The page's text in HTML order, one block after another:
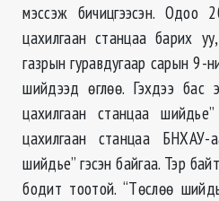
мэссэж бичицгээсэн. Одоо
цахилгаан станцаа барих
газрын гуравдугаар сарын
шийдээд өглөө. Гэхдээ бас
цахилгаан станцаа
цахилгаан станцаа
шийдье” гэсэн байгаа. Тэр
бодит тоотой. “Төслөө